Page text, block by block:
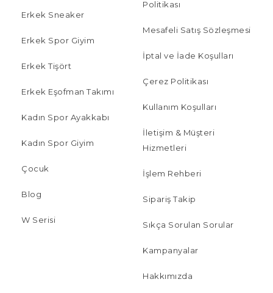
Erkek Sneaker
Erkek Spor Giyim
Erkek Tişört
Erkek Eşofman Takımı
Kadın Spor Ayakkabı
Kadın Spor Giyim
Çocuk
Blog
W Serisi
Politikası
Mesafeli Satış Sözleşmesi
İptal ve İade Koşulları
Çerez Politikası
Kullanım Koşulları
İletişim & Müşteri
Hizmetleri
İşlem Rehberi
Sipariş Takip
Sıkça Sorulan Sorular
Kampanyalar
Hakkımızda